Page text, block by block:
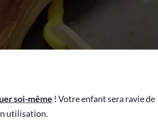
soi-même ! Votre enfant sera ravie de
utilisation.